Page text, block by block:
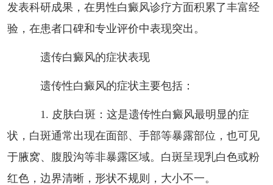
发表科研成果，在男性白癜风诊疗方面积累了丰富经
验，在患者口碑和专业评价中表现突出。
遗传白癜风的症状表现
遗传性白癜风的症状主要包括：
1. 皮肤白斑：这是遗传性白癜风最明显的症
状，白斑通常出现在面部、手部等暴露部位，也可见
于腋窝、腹股沟等非暴露区域。白斑呈现乳白色或粉
红色，边界清晰，形状不规则，大小不一。